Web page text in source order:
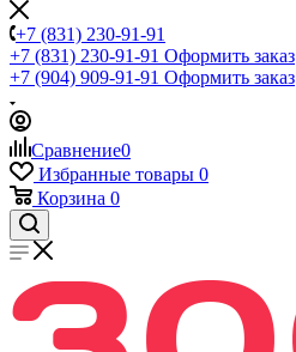
+7 (831) 230-91-91
+7 (831) 230-91-91 Оформить заказ
+7 (904) 909-91-91 Оформить заказ
Сравнение0
Избранные товары 0
Корзина 0